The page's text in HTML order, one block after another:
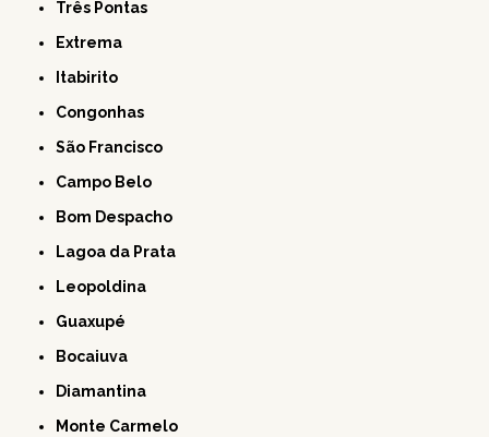
Três Pontas
Extrema
Itabirito
Congonhas
São Francisco
Campo Belo
Bom Despacho
Lagoa da Prata
Leopoldina
Guaxupé
Bocaiuva
Diamantina
Monte Carmelo